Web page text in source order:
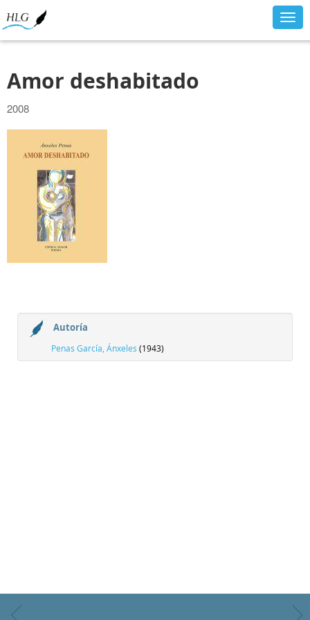
Amor deshabitado
2008
Autoría
Penas García, Ánxeles (1943)